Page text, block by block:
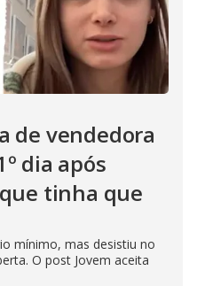
de vendedora
dia após
tinha que
mínimo, mas desistiu no
O post Jovem aceita